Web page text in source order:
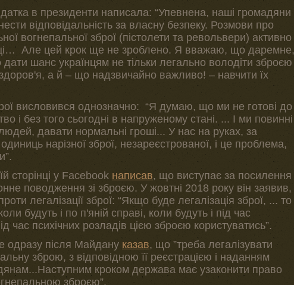
в президенти написала: “Упевнена, наші громадяни
відповідальність за власну безпеку. Розмови про
вогнепальної зброї (пістолети та револьвери) активно
Але цей крок ще не зроблено. Я вважаю, що даремне,
шанс українцям не тільки легально володіти зброєю
а й – що надзвичайно важливо! – навчити їх
висловився однозначно: “Я думаю, що ми не готові до
і без того сьогодні в напруженому стані. ... І ми повинні
давати нормальні гроші... У нас на руках, за
нарізної зброї, незареєстрованої, і це проблема,
сторінці у Facebook написав, що виступає за посилення
поводження зі зброєю. У жовтні 2018 року він заявив,
легалізації зброї: “Якщо буде легалізація зброї, ... то
будуть і по п'яній справі, коли будуть і під час
час психічних розладів цією зброєю користуватись”.
одразу після Майдану казав, що ”треба легалізувати
зброю, з відповідною її реєстрацією і наданням
кроком держава має узаконити право
зброєю”.